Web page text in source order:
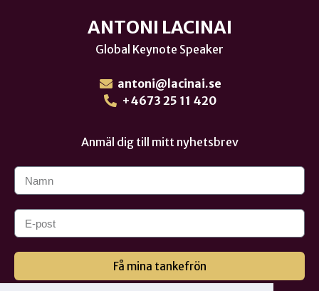
ANTONI LACINAI
Global Keynote Speaker
antoni@lacinai.se
+4673 25 11 420
Anmäl dig till mitt nyhetsbrev
Få mina tankefrön